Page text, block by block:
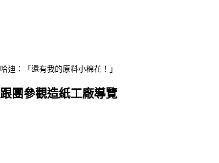
哈迪：「還有我的原料小棉花！」
跟團參觀造紙工廠導覽